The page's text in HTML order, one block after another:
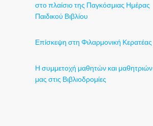
στο πλαίσιο της Παγκόσμιας Ημέρας
Παιδικού Βιβλίου
Επίσκεψη στη Φιλαρμονική Κερατέας
Η συμμετοχή μαθητών και μαθητριών
μας στις Βιβλιοδρομίες